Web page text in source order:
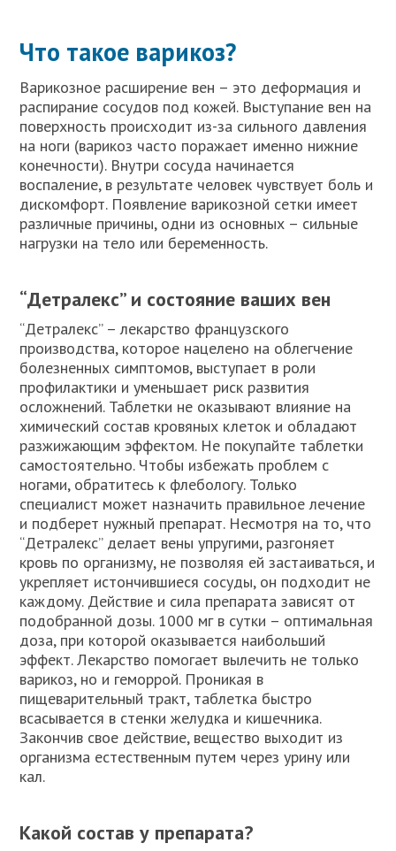
Что такое варикоз?
Варикозное расширение вен – это деформация и
распирание сосудов под кожей. Выступание вен на
поверхность происходит из-за сильного давления
на ноги (варикоз часто поражает именно нижние
конечности). Внутри сосуда начинается
воспаление, в результате человек чувствует боль и
дискомфорт. Появление варикозной сетки имеет
различные причины, одни из основных – сильные
нагрузки на тело или беременность.
“Детралекс” и состояние ваших вен
“Детралекс” – лекарство французского
производства, которое нацелено на облегчение
болезненных симптомов, выступает в роли
профилактики и уменьшает риск развития
осложнений. Таблетки не оказывают влияние на
химический состав кровяных клеток и обладают
разжижающим эффектом. Не покупайте таблетки
самостоятельно. Чтобы избежать проблем с
ногами, обратитесь к флебологу. Только
специалист может назначить правильное лечение
и подберет нужный препарат. Несмотря на то, что
“Детралекс” делает вены упругими, разгоняет
кровь по организму, не позволяя ей застаиваться, и
укрепляет истончившиеся сосуды, он подходит не
каждому. Действие и сила препарата зависят от
подобранной дозы. 1000 мг в сутки – оптимальная
доза, при которой оказывается наибольший
эффект. Лекарство помогает вылечить не только
варикоз, но и геморрой. Проникая в
пищеварительный тракт, таблетка быстро
всасывается в стенки желудка и кишечника.
Закончив свое действие, вещество выходит из
организма естественным путем через урину или
кал.
Какой состав у препарата?